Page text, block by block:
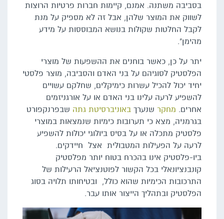
בסביבה משתנה. אמנם, קיימות חברות פרטיות הרוצות
לשווק את המוצר שלהן, אבל זה לא מספיק על מנת
לקבל החלטות שקולות בנושא המבוססות על מידע
מהימן".
יתר על כן, כאשר בוחנים את ההשפעות של מוצרי
הפלסטיק לסוגיהם על בני האדם והסביבה, מוצר פלסטי
יחיד יכול להכיל עשרות כימיקלים, שחלקם עשויים
להשפיע לרעה עלינו בני האדם או על אורגניזמים
אחרים. מחקר שנערך באוניברסיטת גתה שבפרנקפורט
בגרמניה, מצא כי תערובות כימיות שנמצאות במוצרי
פלסטיק מתכלה או על בסיס ביולוגי יכולות להשפיע
לרעה על הפעילות המטבולית אצל חיידקים.
ביו-פלסטיק אינו בהכרח בטוח יותר מפלסטיק
קונבנציונאלי בכל הקשור לפוטנציאל הרעילות של
התרכובות הכימיות שהוא כולל, ובטיחותו תלויה בסוג
הפלסטיק ובתהליך הייצור אותו עבר.